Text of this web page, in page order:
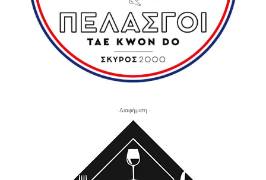
- Διαφήμιση -